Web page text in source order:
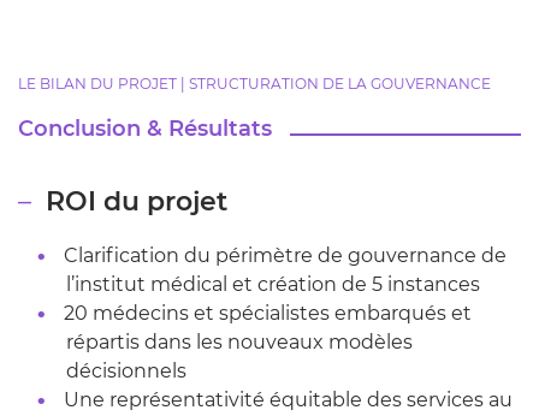
LE BILAN DU PROJET | STRUCTURATION DE LA GOUVERNANCE
Conclusion & Résultats
ROI du projet
Clarification du périmètre de gouvernance de
l’institut médical et création de 5 instances
20 médecins et spécialistes embarqués et
répartis dans les nouveaux modèles
décisionnels
Une représentativité équitable des services au